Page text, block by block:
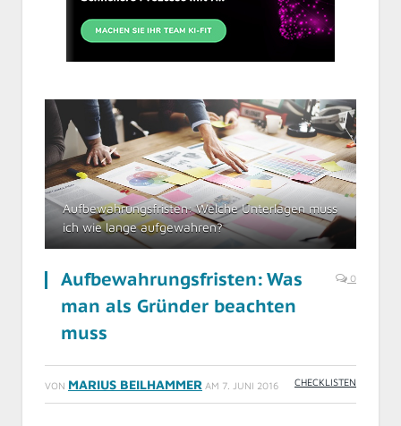
Aufbewahrungsfristen: Welche Unterlagen muss
ich wie lange aufgewahren?
Aufbewahrungsfristen: Was
man als Gründer beachten
muss
0
VON MARIUS BEILHAMMER AM 7. JUNI 2016 CHECKLISTEN